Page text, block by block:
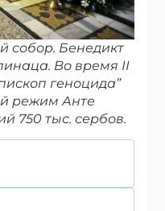
собор. Бенедикт
Во время II
геноцида”
режим Анте
750 тыс. сербов.